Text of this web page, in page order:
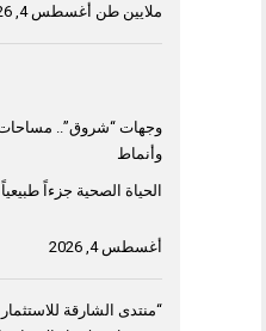
ملايين طن أغسطس 4, 2026
وجهات “شروق”..
وأنماط
الحياة الصحية جزءاً
أغسطس 4, 2026